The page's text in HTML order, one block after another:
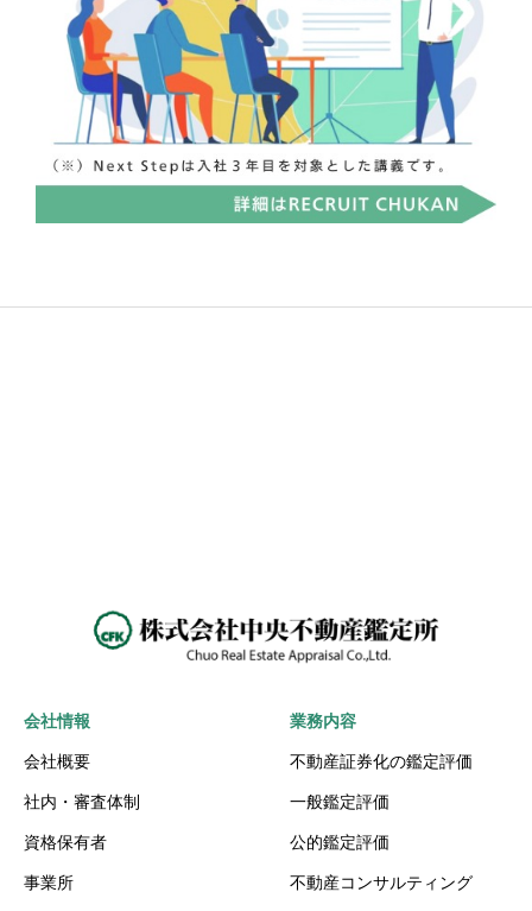
会社情報
会社概要
社内・審査体制
資格保有者
事業所
業務内容
不動産証券化の鑑定評価
一般鑑定評価
公的鑑定評価
不動産コンサルティング